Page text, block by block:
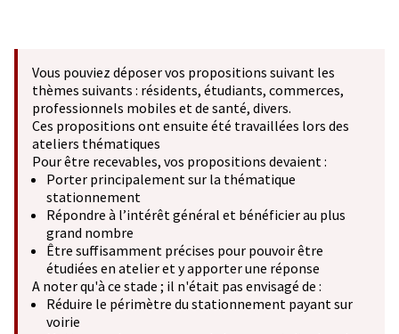
Vous pouviez déposer vos propositions suivant les
thèmes suivants : résidents, étudiants, commerces,
professionnels mobiles et de santé, divers.
Ces propositions ont ensuite été travaillées lors des
ateliers thématiques
Pour être recevables, vos propositions devaient :
Porter principalement sur la thématique
stationnement
Répondre à l’intérêt général et bénéficier au plus
grand nombre
Être suffisamment précises pour pouvoir être
étudiées en atelier et y apporter une réponse
A noter qu'à ce stade ; il n'était pas envisagé de :
Réduire le périmètre du stationnement payant sur
voirie